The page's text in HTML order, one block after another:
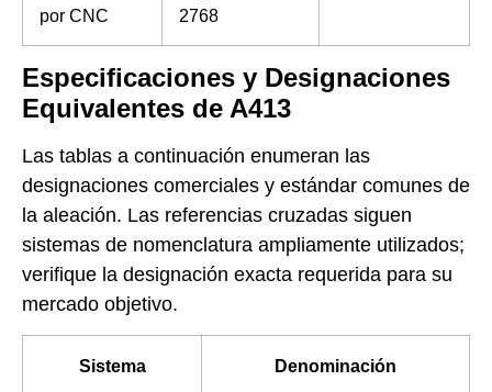
por CNC
2768
Especificaciones y Designaciones
Equivalentes de A413
Las tablas a continuación enumeran las
designaciones comerciales y estándar comunes de
la aleación. Las referencias cruzadas siguen
sistemas de nomenclatura ampliamente utilizados;
verifique la designación exacta requerida para su
mercado objetivo.
Sistema Denominación